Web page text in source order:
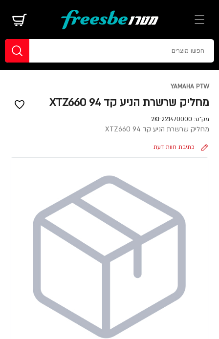
YAMAHA PTW
מחליק שרשרת הניע קד 94 XTZ660
מק"ט: 2KF221470000
מחליק שרשרת הניע קד 94 XTZ660
כתיבת חוות דעת